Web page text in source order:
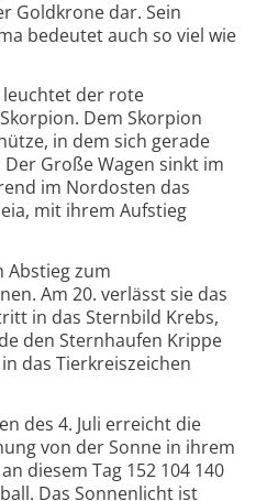
Goldkrone dar. Sein
bedeutet auch so viel wie
der rote
Dem Skorpion
in dem sich gerade
Große Wagen sinkt im
im Nordosten das
mit ihrem Aufstieg
Abstieg zum
Am 20. verlässt sie das
in das Sternbild Krebs,
den Sternhaufen Krippe
das Tierkreiszeichen
des 4. Juli erreicht die
von der Sonne in ihrem
diesem Tag 152 104 140
Das Sonnenlicht ist